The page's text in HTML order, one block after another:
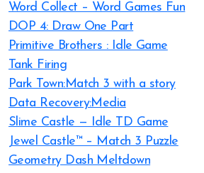
Word Collect – Word Games Fun
DOP 4: Draw One Part
Primitive Brothers : Idle Game
Tank Firing
Park Town:Match 3 with a story
Data Recovery:Media
Slime Castle — Idle TD Game
Jewel Castle™ – Match 3 Puzzle
Geometry Dash Meltdown